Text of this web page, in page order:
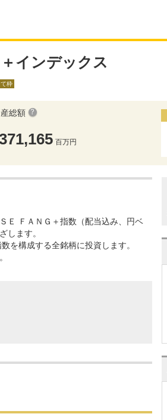
インデックス
枠
総額
百万円
Ｅ ＦＡＮＧ＋指数（配当込み、円ベ
します。
を構成する全銘柄に投資します。